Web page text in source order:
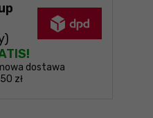
dostawa
zł